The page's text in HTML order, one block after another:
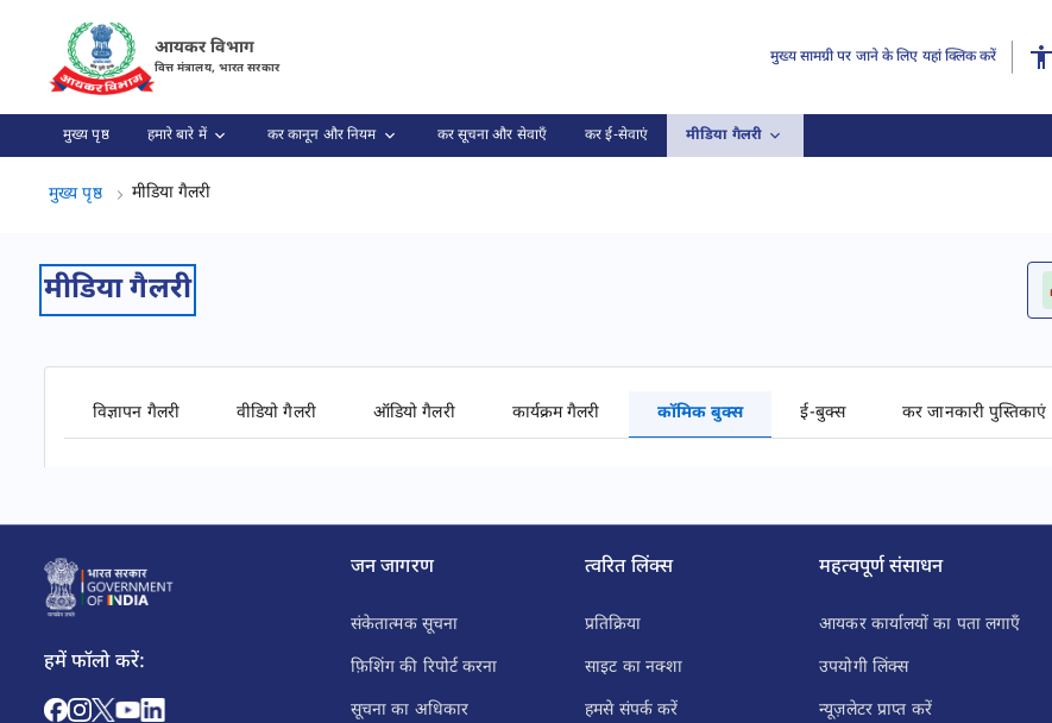
कैपिटल गेन टैक्स | इनकम टैक्स विभाग पृष्ठ लोड हो गया
आयकर विभाग
वित्त मंत्रालय, भारत सरकार
मुख्य सामग्री पर जाने के लिए यहां क्लिक करें
मुख्य पृष्ठ हमारे बारे में कर कानून और नियम कर सूचना और सेवाएँ कर ई-सेवाएं मीडिया गैलरी
मुख्य पृष्ठ मीडिया गैलरीमीडिया गैलरी, (2 का 2)
मीडिया गैलरी
विज्ञापन गैलरी वीडियो गैलरी ऑडियो गैलरी कार्यक्रम गैलरी कॉमिक बुक्स ई-बुक्स कर जानकारी पुस्तिकाएं
हमें फॉलो करें:
जन जागरण
संकेतात्मक सूचना
फ़िशिंग की रिपोर्ट करना
सूचना का अधिकार
त्वरित लिंक्स
प्रतिक्रिया
साइट का नक्शा
हमसे संपर्क करें
महत्वपूर्ण संसाधन
आयकर कार्यालयों का पता लगाएँ
उपयोगी लिंक्स
न्यूज़लेटर प्राप्त करें